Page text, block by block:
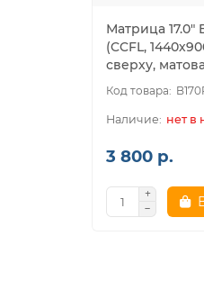
Матрица 17.0"
(CCFL,
сверху,
нет в
3 800 р.